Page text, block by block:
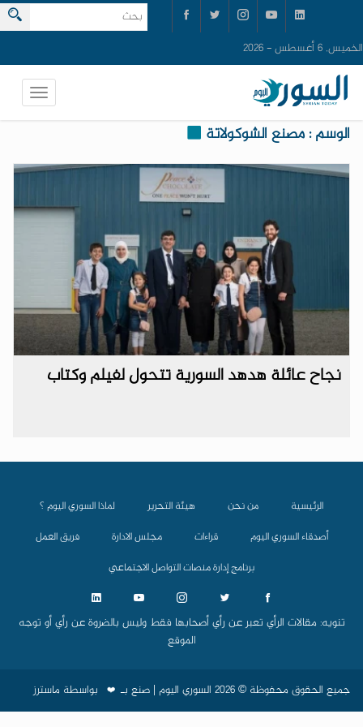
الخميس, 6 أغسطس - 2026
الوسم : مصنع الشوكولاتة
نجاح عائلة هدهد السورية تتحول لفيلم وكتاب
الرئيسية من نحن هيئة التحرير
لماذا السوري اليوم ؟
أصدقاء السوري اليوم
قراءات مجلس الادارة
فريق العمل
برنامج إدارة منصات التواصل الاجتماعي
تنويه: مقالات الرأي تعبر عن رأي أصحابها فقط وليس بالضروة عن رأي أو توجه
الموقع
جميع الحقوق محفوظة © 2026 السوري اليوم | صنع بـ ❤️ بواسطة ماسترز